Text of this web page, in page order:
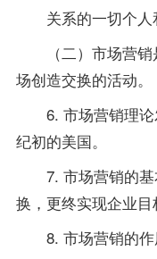
关系的一切个人
（二）市场营销
场创造交换的活动。
6. 市场营销理论
纪初的美国。
7. 市场营销的基
换，更终实现企业目
8. 市场营销的作